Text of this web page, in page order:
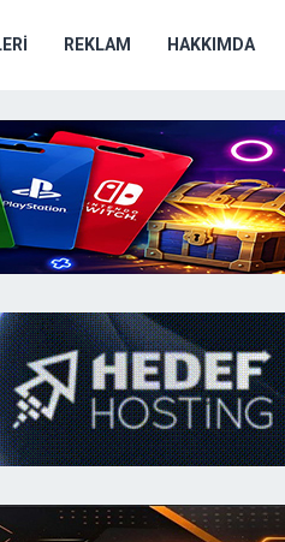
REKLAM HAKKIMDA